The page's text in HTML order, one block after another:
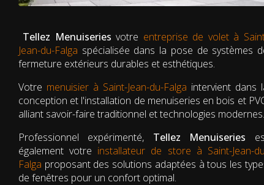
Tellez Menuiseries votre entreprise de volet à
Jean-du-Falga spécialisée dans la pose de systèmes
fermeture extérieurs durables et esthétiques.
Votre menuisier à Saint-Jean-du-Falga intervient dans
conception et l'installation de menuiseries en bois et
alliant savoir-faire traditionnel et technologies modernes.
Professionnel expérimenté, Tellez Menuiseries
également votre installateur de store à Saint-Jean-
Falga proposant des solutions adaptées à tous les
de fenêtres pour un confort optimal.